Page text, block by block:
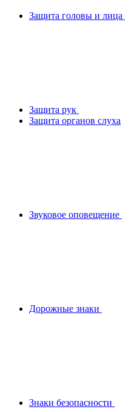
Защита головы и лица
Защита рук
Защита органов слуха
Звуковое оповещение
Дорожные знаки
Знаки безопасности